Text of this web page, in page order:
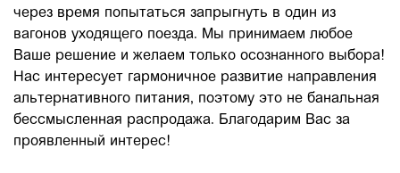
через время попытаться запрыгнуть в один из
вагонов уходящего поезда. Мы принимаем любое
Ваше решение и желаем только осознанного выбора!
Нас интересует гармоничное развитие направления
альтернативного питания, поэтому это не банальная
бессмысленная распродажа. Благодарим Вас за
проявленный интерес!